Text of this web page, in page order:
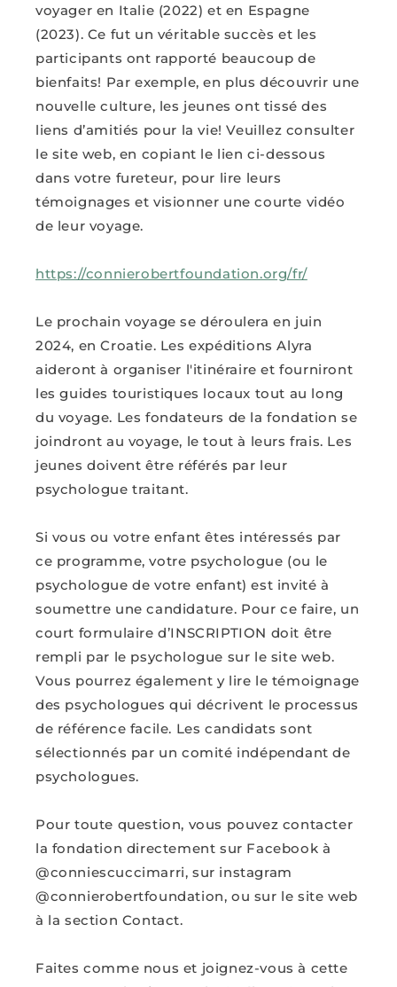
voyager en Italie (2022) et en Espagne
(2023). Ce fut un véritable succès et les
participants ont rapporté beaucoup de
bienfaits! Par exemple, en plus découvrir une
nouvelle culture, les jeunes ont tissé des
liens d’amitiés pour la vie! Veuillez consulter
le site web, en copiant le lien ci-dessous
dans votre fureteur, pour lire leurs
témoignages et visionner une courte vidéo
de leur voyage.
https://connierobertfoundation.org/fr/
Le prochain voyage se déroulera en juin
2024, en Croatie. Les expéditions Alyra
aideront à organiser l'itinéraire et fourniront
les guides touristiques locaux tout au long
du voyage. Les fondateurs de la fondation se
joindront au voyage, le tout à leurs frais. Les
jeunes doivent être référés par leur
psychologue traitant.
Si vous ou votre enfant êtes intéressés par
ce programme, votre psychologue (ou le
psychologue de votre enfant) est invité à
soumettre une candidature. Pour ce faire, un
court formulaire d’INSCRIPTION doit être
rempli par le psychologue sur le site web.
Vous pourrez également y lire le témoignage
des psychologues qui décrivent le processus
de référence facile. Les candidats sont
sélectionnés par un comité indépendant de
psychologues.
Pour toute question, vous pouvez contacter
la fondation directement sur Facebook à
@conniescuccimarri, sur instagram
@connierobertfoundation, ou sur le site web
à la section Contact.
Faites comme nous et joignez-vous à cette